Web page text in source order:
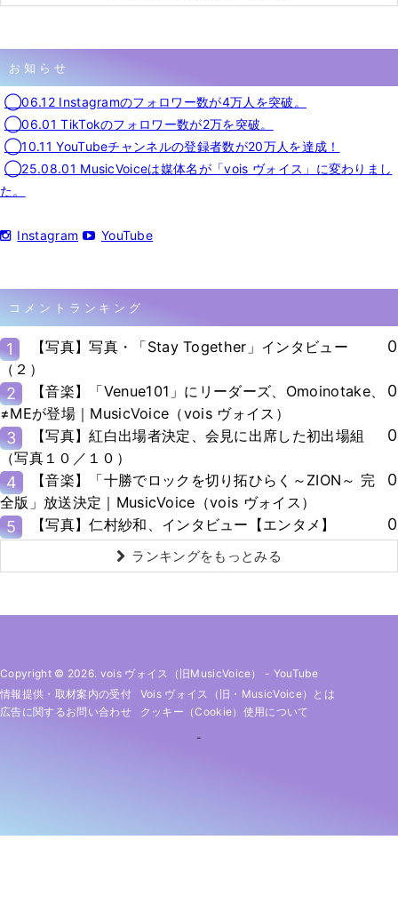
お知らせ
◯06.12 Instagramのフォロワー数が4万人を突破。
◯06.01 TikTokのフォロワー数が2万を突破。
◯10.11 YouTubeチャンネルの登録者数が20万人を達成！
◯25.08.01 MusicVoiceは媒体名が「vois ヴォイス」に変わりまし
た。
Instagram YouTube
コメントランキング
1
【写真】写真・「Stay Together」インタビュー
（２）
0
2
【音楽】「Venue101」にリーダーズ、Omoinotake、
≠MEが登場｜MusicVoice（vois ヴォイス）
0
3
【写真】紅白出場者決定、会見に出席した初出場組
（写真１０／１０）
0
4
【音楽】「十勝でロックを切り拓ひらく～ZION～ 完
全版」放送決定｜MusicVoice（vois ヴォイス）
0
5 【写真】仁村紗和、インタビュー【エンタメ】 0
ランキングをもっとみる
Copyright © 2026. vois ヴォイス（旧MusicVoice） - YouTube
情報提供・取材案内の受付
Vois ヴォイス（旧・MusicVoice）とは
広告に関するお問い合わせ
クッキー（cookie）使用について
-